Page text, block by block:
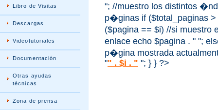
Libro de Visitas
Descargas
Videotutoriales
Documentación
Otras ayudas
técnicas
Zona de prensa
"; //muestro los distintos
p�ginas if ($total_paginas
($pagina == $i) //si
enlace echo $pagina . " ";
p�gina mostrada
"" . $i . " "; } } ?>